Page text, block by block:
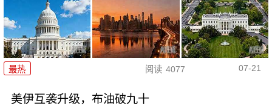
最热 阅读 4077 07-21
美伊互袭升级，布油破九十